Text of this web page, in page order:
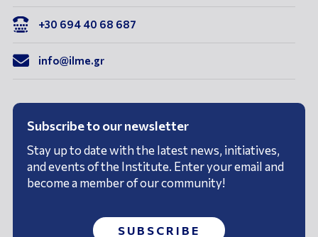
 +30 694 40 68 687
 info@ilme.gr
Subscribe to our newsletter
Stay up to date with the latest news, initiatives,
and events of the Institute. Enter your email and
become a member of our community!
SUBSCRIBE